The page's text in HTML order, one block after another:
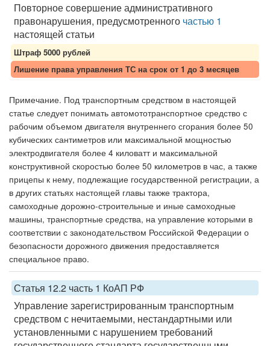
Повторное совершение административного
правонарушения, предусмотренного частью 1
настоящей статьи
Штраф 5000 рублей
Лишение права управления ТС на срок от 1 до 3 месяцев
Примечание. Под транспортным средством в настоящей
статье следует понимать автомототранспортное средство с
рабочим объемом двигателя внутреннего сгорания более 50
кубических сантиметров или максимальной мощностью
электродвигателя более 4 киловатт и максимальной
конструктивной скоростью более 50 километров в час, а также
прицепы к нему, подлежащие государственной регистрации, а
в других статьях настоящей главы также трактора,
самоходные дорожно-строительные и иные самоходные
машины, транспортные средства, на управление которыми в
соответствии с законодательством Российской Федерации о
безопасности дорожного движения предоставляется
специальное право.
Статья 12.2 часть 1 КоАП РФ
Управление зарегистрированным транспортным
средством с нечитаемыми, нестандартными или
установленными с нарушением требований